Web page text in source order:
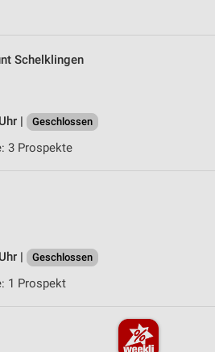
Schelklingen
|
Geschlossen
3 Prospekte
|
Geschlossen
1 Prospekt